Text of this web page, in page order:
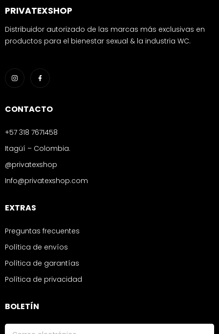
PRIVATEXSHOP
Distribuidor autorizado de las marcas más exclusivas en
productos para el bienestar sexual & la industria WC.
CONTACTO
+57 318 7671458
Itagüí – Colombia.
@privatexshop
Info@privatexshop.com
EXTRAS
Preguntas frecuentes
Política de envíos
Política de garantías
Política de privacidad
BOLETÍN